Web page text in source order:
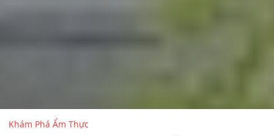
Khám Phá Ẩm Thực